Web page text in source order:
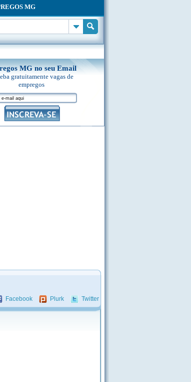
MG
MG no seu Email
gratuitamente vagas de
empregos
Facebook Plurk Twitter